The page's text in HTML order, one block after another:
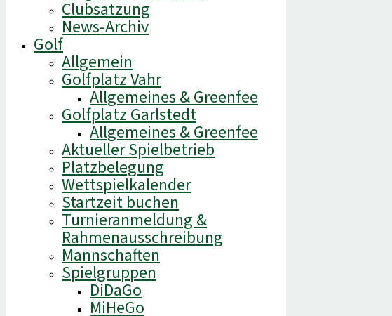
Clubsatzung
News-Archiv
Golf
Allgemein
Golfplatz Vahr
Allgemeines & Greenfee
Golfplatz Garlstedt
Allgemeines & Greenfee
Aktueller Spielbetrieb
Platzbelegung
Wettspielkalender
Startzeit buchen
Turnieranmeldung &
Rahmenausschreibung
Mannschaften
Spielgruppen
DiDaGo
MiHeGo